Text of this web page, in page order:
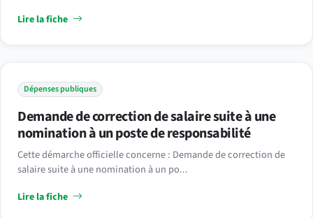
Lire la fiche
Dépenses publiques
Demande de correction de salaire suite à une
nomination à un poste de responsabilité
Cette démarche officielle concerne : Demande de correction de
salaire suite à une nomination à un po...
Lire la fiche